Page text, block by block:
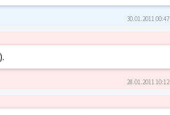
30.01.2011 00:47
28.01.2011 10:12